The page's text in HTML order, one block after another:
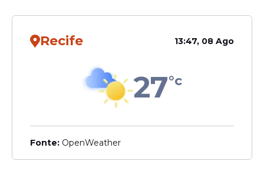
Recife 13:47, 08 Ago
27°c
Fonte: OpenWeather